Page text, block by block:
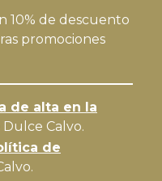
10% de descuento
promociones
de alta en la
Dulce Calvo.
de